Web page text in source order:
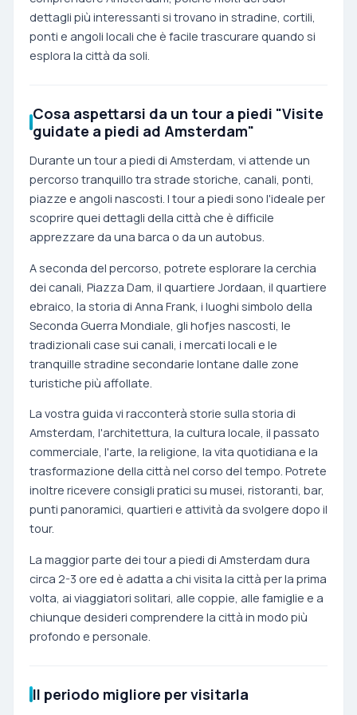
dettagli più interessanti si trovano in stradine, cortili,
ponti e angoli locali che è facile trascurare quando si
esplora la città da soli.
Cosa aspettarsi da un tour a piedi "Visite
guidate a piedi ad Amsterdam"
Durante un tour a piedi di Amsterdam, vi attende un
percorso tranquillo tra strade storiche, canali, ponti,
piazze e angoli nascosti. I tour a piedi sono l'ideale per
scoprire quei dettagli della città che è difficile
apprezzare da una barca o da un autobus.
A seconda del percorso, potrete esplorare la cerchia
dei canali, Piazza Dam, il quartiere Jordaan, il quartiere
ebraico, la storia di Anna Frank, i luoghi simbolo della
Seconda Guerra Mondiale, gli hofjes nascosti, le
tradizionali case sui canali, i mercati locali e le
tranquille stradine secondarie lontane dalle zone
turistiche più affollate.
La vostra guida vi racconterà storie sulla storia di
Amsterdam, l'architettura, la cultura locale, il passato
commerciale, l'arte, la religione, la vita quotidiana e la
trasformazione della città nel corso del tempo. Potrete
inoltre ricevere consigli pratici su musei, ristoranti, bar,
punti panoramici, quartieri e attività da svolgere dopo il
tour.
La maggior parte dei tour a piedi di Amsterdam dura
circa 2-3 ore ed è adatta a chi visita la città per la prima
volta, ai viaggiatori solitari, alle coppie, alle famiglie e a
chiunque desideri comprendere la città in modo più
profondo e personale.
Il periodo migliore per visitarla